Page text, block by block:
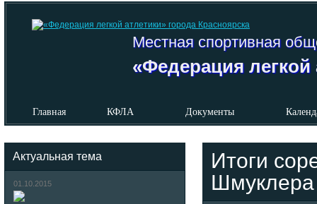
Местная спортивная
«Федерация легкой
Главная КФЛА Документы
Актуальная тема
01.10.2015
Итоги
Шмуклера